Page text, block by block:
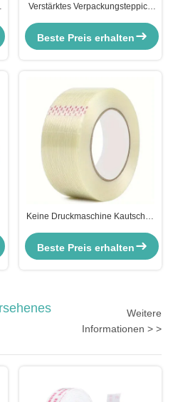
Verstärktes Verpackungsteppich
Glasfasermaschen
Beste Preis erhalten
Keine Druckmaschine Kautschuk
industrielle Schwerbindung bei
Beste Preis erhalten
Weitere
Informationen > >